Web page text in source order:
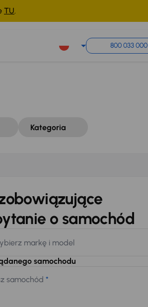
TU.
800 033 000
Kategoria
o samochód
markę i model
samochodu
samochód *